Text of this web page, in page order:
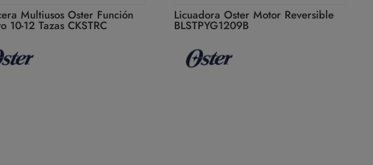
Multiusos Oster Función
10-12 Tazas CKSTRC
Licuadora Oster Motor Reversible
BLSTPYG1209B